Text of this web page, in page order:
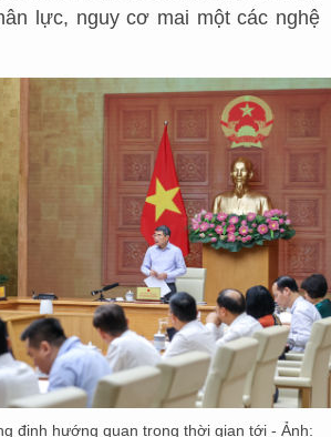
lực, nguy cơ mai một các nghệ
định hướng quan trọng thời gian tới - Ảnh: